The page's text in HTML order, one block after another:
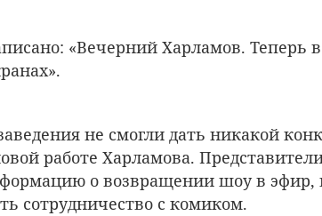
«Вечерний Харламов. Теперь
не смогли дать никакой
работе Харламова.
о возвращении шоу в эфир,
сотрудничество с комиком.